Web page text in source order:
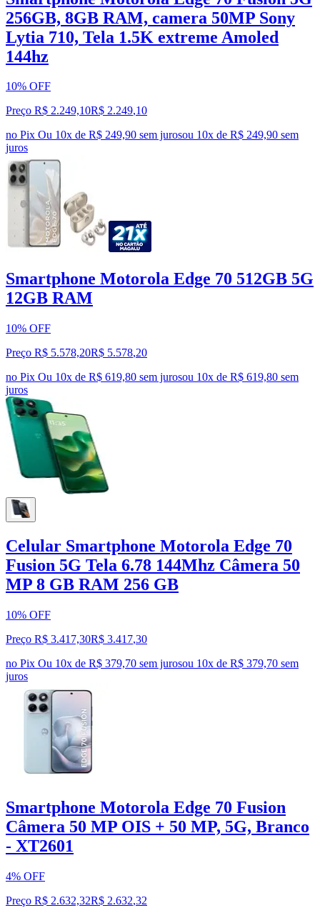
256GB, 8GB RAM, camera 50MP Sony
Lytia 710, Tela 1.5K extreme Amoled
144hz
10% OFF
Preço R$ 2.249,10R$ 2.249,10
no Pix Ou 10x de R$ 249,90 sem jurosou 10x de R$ 249,90 sem
juros
Smartphone Motorola Edge 70 512GB 5G
12GB RAM
10% OFF
Preço R$ 5.578,20R$ 5.578,20
no Pix Ou 10x de R$ 619,80 sem jurosou 10x de R$ 619,80 sem
juros
Celular Smartphone Motorola Edge 70
Fusion 5G Tela 6.78 144Mhz Câmera 50
MP 8 GB RAM 256 GB
10% OFF
Preço R$ 3.417,30R$ 3.417,30
no Pix Ou 10x de R$ 379,70 sem jurosou 10x de R$ 379,70 sem
juros
Smartphone Motorola Edge 70 Fusion
Câmera 50 MP OIS + 50 MP, 5G, Branco
- XT2601
4% OFF
Preço R$ 2.632,32R$ 2.632,32